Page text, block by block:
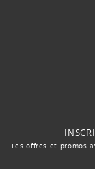
Les offres et promos